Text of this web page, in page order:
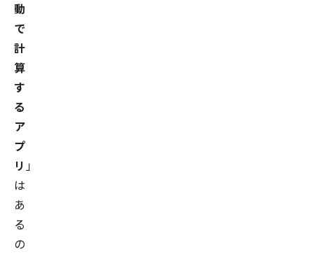
動
で
計
算
す
る
ア
プ
リ 」
は
あ
る
の